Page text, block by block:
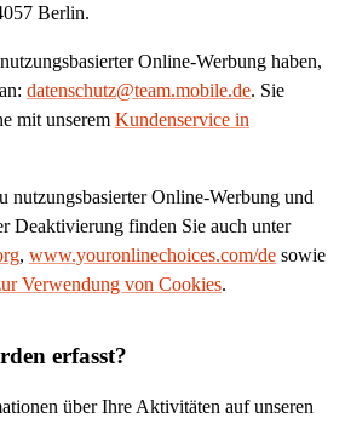
Berlin.
Online-Werbung haben,
datenschutz@team.mobile.de. Sie
mit unserem Kundenservice in
nutzungsbasierter Online-Werbung und
Deaktivierung finden Sie auch unter
, www.youronlinechoices.com/de sowie
Verwendung von Cookies.
erfasst?
über Ihre Aktivitäten auf unseren